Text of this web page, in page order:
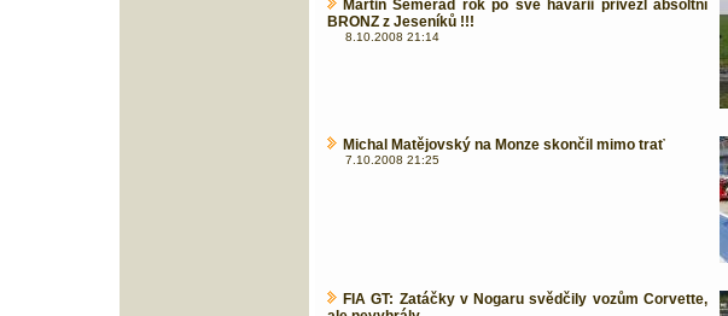
Martin Semerád rok po své havárii přivezl absoltní
BRONZ z Jeseníků !!!
8.10.2008 21:14
Michal Matějovský na Monze skončil mimo trať
7.10.2008 21:25
FIA GT: Zatáčky v Nogaru svědčily vozům Corvette,